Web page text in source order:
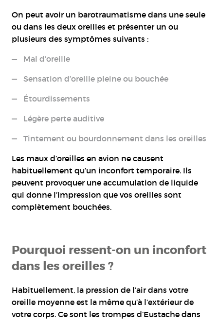
On peut avoir un barotraumatisme dans une seule
ou dans les deux oreilles et présenter un ou
plusieurs des symptômes suivants :
Mal d’oreille
Sensation d’oreille pleine ou bouchée
Étourdissements
Légère perte auditive
Tintement ou bourdonnement dans les oreilles
Les maux d’oreilles en avion ne causent
habituellement qu’un inconfort temporaire. Ils
peuvent provoquer une accumulation de liquide
qui donne l’impression que vos oreilles sont
complètement bouchées.
Pourquoi ressent-on un inconfort
dans les oreilles ?
Habituellement, la pression de l’air dans votre
oreille moyenne est la même qu’à l’extérieur de
votre corps. Ce sont les trompes d’Eustache dans